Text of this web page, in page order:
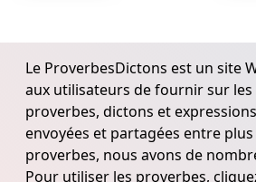
Le ProverbesDictons est un site
aux utilisateurs de fournir sur les
proverbes, dictons et
envoyées et partagées entre plus
proverbes, nous avons de
Pour utiliser les proverbes,